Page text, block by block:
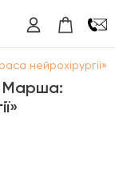
нейрохірургії»
Марша: